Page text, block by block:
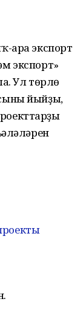
ара экспорт
экспорт»
Ул төрлө
йыйҙы,